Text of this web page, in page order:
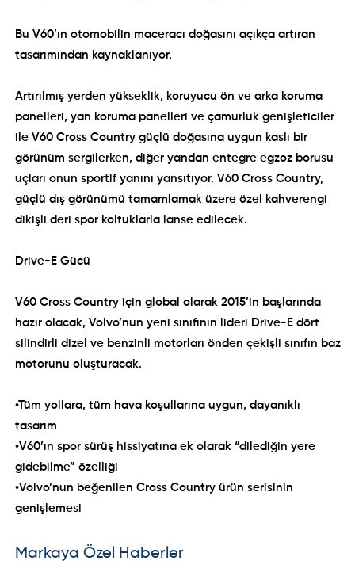
Bu V60’ın otomobilin maceracı doğasını açıkça artıran
tasarımından kaynaklanıyor.
Artırılmış yerden yükseklik, koruyucu ön ve arka koruma
panelleri, yan koruma panelleri ve çamurluk genişleticiler
ile V60 Cross Country güçlü doğasına uygun kaslı bir
görünüm sergilerken, diğer yandan entegre egzoz borusu
uçları onun sportif yanını yansıtıyor. V60 Cross Country,
güçlü dış görünümü tamamlamak üzere özel kahverengi
dikişli deri spor koltuklarla lanse edilecek.
Drive-E Gücü
V60 Cross Country için global olarak 2015’in başlarında
hazır olacak, Volvo’nun yeni sınıfının lideri Drive-E dört
silindirli dizel ve benzinli motorları önden çekişli sınıfın baz
motorunu oluşturacak.
•Tüm yollara, tüm hava koşullarına uygun, dayanıklı
tasarım
•V60’ın spor sürüş hissiyatına ek olarak “dilediğin yere
gidebilme” özelliği
•Volvo’nun beğenilen Cross Country ürün serisinin
genişlemesi
Markaya Özel Haberler